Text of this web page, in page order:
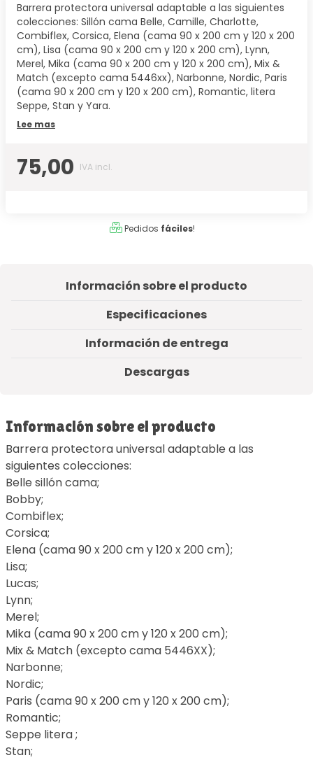
Barrera protectora universal adaptable a las siguientes
colecciones: Sillón cama Belle, Camille, Charlotte,
Combiflex, Corsica, Elena (cama 90 x 200 cm y 120 x 200
cm), Lisa (cama 90 x 200 cm y 120 x 200 cm), Lynn,
Merel, Mika (cama 90 x 200 cm y 120 x 200 cm), Mix &
Match (excepto cama 5446xx), Narbonne, Nordic, Paris
(cama 90 x 200 cm y 120 x 200 cm), Romantic, litera
Seppe, Stan y Yara.
Lee mas
75,00 IVA incl.
Pedidos fáciles!
Información sobre el producto
Especificaciones
Información de entrega
Descargas
Información sobre el producto
Barrera protectora universal adaptable a las
siguientes colecciones:
Belle sillón cama;
Bobby;
Combiflex;
Corsica;
Elena (cama 90 x 200 cm y 120 x 200 cm);
Lisa;
Lucas;
Lynn;
Merel;
Mika (cama 90 x 200 cm y 120 x 200 cm);
Mix & Match (excepto cama 5446XX);
Narbonne;
Nordic;
Paris (cama 90 x 200 cm y 120 x 200 cm);
Romantic;
Seppe litera ;
Stan;